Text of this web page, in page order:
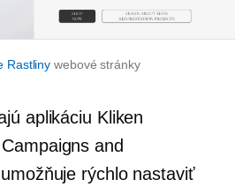
Rastliny webové stránky
aplikáciu Kliken
and
rýchlo nastaviť